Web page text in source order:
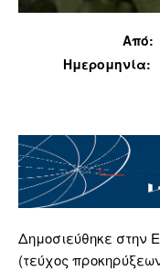
Από:
Ημερομηνία:
Δημοσιεύθηκε στην
(τεύχος